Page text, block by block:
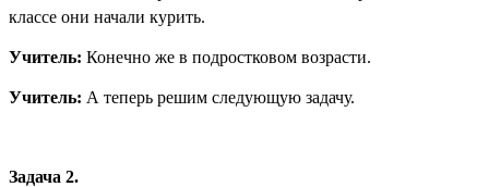
классе они начали курить.
Учитель: Конечно же в подростковом возрасти.
Учитель: А теперь решим следующую задачу.
Задача 2.